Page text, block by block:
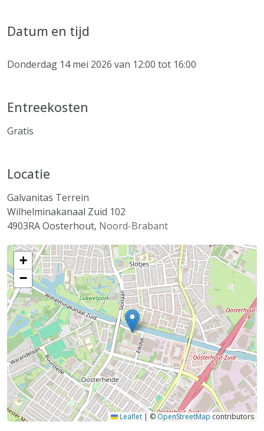
Datum en tijd
Donderdag 14 mei 2026 van 12:00 tot 16:00
Entreekosten
Gratis
Locatie
Galvanitas Terrein
Wilhelminakanaal Zuid 102
4903RAOosterhout, Noord-Brabant
+
−
Leaflet | ©OpenStreetMap contributors